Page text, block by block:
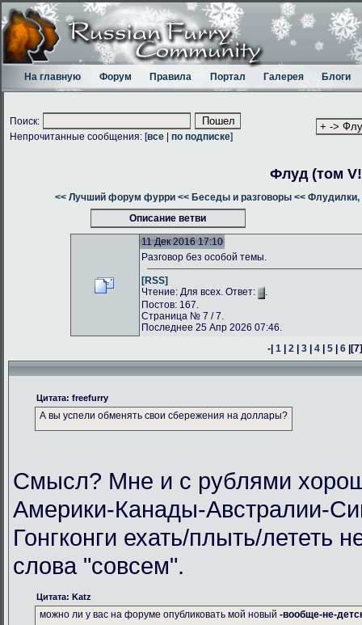
На главную Форум Правила Портал Галерея Блоги
Поиск:
Непрочитанные сообщения: [все по подписке]
Флуд (том
<< Лучший форум фурри << Беседы и разговоры << Флудилки,
Описание ветви
11 Дек 2016 17:10
Разговор без особой темы.
[RSS]
Чтение: Для всех. Ответ:
.
Постов: 167.
Страница № 7 / 7.
Последнее 25 Апр 2026 07:46.
-|1 |2 |3 |4 |5 |6 |
Цитата: freefurry
А вы успели обменять свои сбережения на доллары?
Смысл? Мне и с рублями
Америки-Канады-Австралии-
Гонгконги ехать/плыть/лететь
слова "совсем".
Цитата: Katz
можно ли у вас на форуме опубликовать мой новый -вообще-не-